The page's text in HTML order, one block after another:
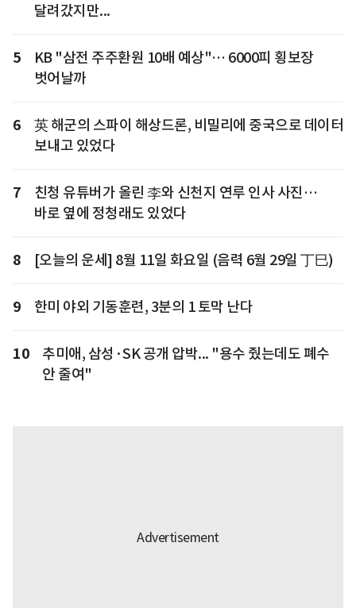
달려갔지만...
5
KB "삼전 주주환원 10배 예상"… 6000피 횡보장
벗어날까
6
英 해군의 스파이 해상드론, 비밀리에 중국으로 데이터
보내고 있었다
7
친청 유튜버가 올린 李와 신천지 연루 인사 사진…
바로 옆에 정청래도 있었다
8 [오늘의 운세] 8월 11일 화요일 (음력 6월 29일 丁巳)
9 한미 야외 기동훈련, 3분의 1 토막 난다
10
추미애, 삼성·SK 공개 압박... "용수 줬는데도 폐수
안 줄여"